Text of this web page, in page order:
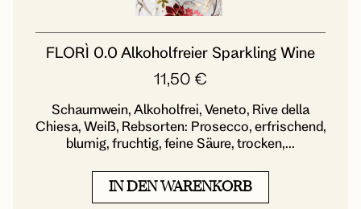
FLORÌ 0.0 Alkoholfreier Sparkling Wine
11,50 €
Schaumwein, Alkoholfrei, Veneto, Rive della
Chiesa, Weiß, Rebsorten: Prosecco, erfrischend,
blumig, fruchtig, feine Säure, trocken,...
IN DEN WARENKORB